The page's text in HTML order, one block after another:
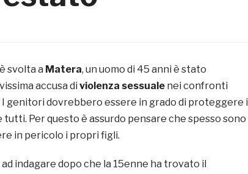
svolta a Matera, un uomo di 45 anni è stato
accusa di violenza sessuale nei confronti
I genitori dovrebbero essere in grado di proteggere i
Per questo è assurdo pensare che spesso sono
in pericolo i propri figli.
indagare dopo che la 15enne ha trovato il